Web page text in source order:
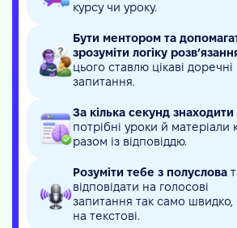
курсу чи уроку.
Бути ментором та
зрозуміти логіку
цього ставлю цікаві доречні
запитання.
За кілька секунд знаходити
потрібні уроки й матеріали
разом із відповіддю.
Розуміти тебе з полуслова
відповідати на голосові
запитання так само швидко,
на текстові.